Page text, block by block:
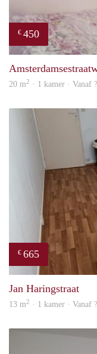
€ 450
20 m2 · 1 kamer · Vanaf
€ 665
Jan Haringstraat
13 m2 · 1 kamer · Vanaf